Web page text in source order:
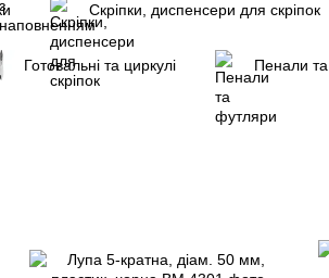
Скріпки, диспенсери для скріпок
Готовальні та циркулі Пенали